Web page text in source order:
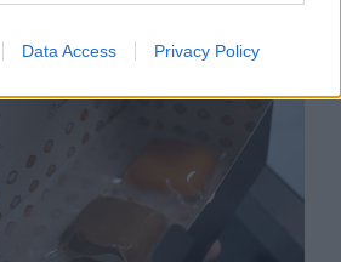
Data Access Privacy Policy